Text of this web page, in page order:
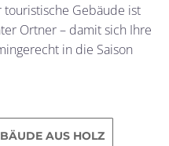
Gebäude ist
Ortner – damit sich Ihre
in die Saison
AUS HOLZ